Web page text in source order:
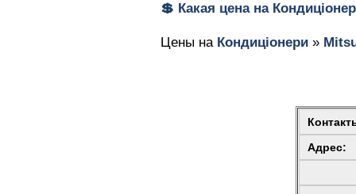
💲 Какая цена на
Цены на Кондиціонери »
Адрес: